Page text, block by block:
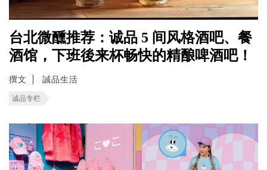
台北微醺推荐：诚品 5 间风格酒吧、餐
酒馆，下班後来杯畅快的精酿啤酒吧！
撰文 誠品生活
诚品专栏